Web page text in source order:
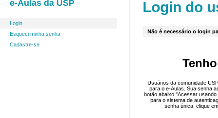
e-Aulas da USP
Login
Esqueci minha senha
Cadastre-se
Login do
Não é necessário o login
Usuários da comunidade
para o e-Aulas. Sua senha
botão abaixo "Acessar
para o sistema de
senha única, clique